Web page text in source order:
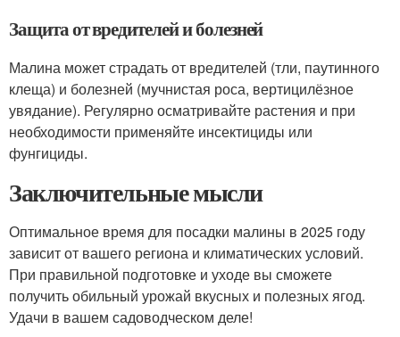
Защита от вредителей и болезней
Малина может страдать от вредителей (тли, паутинного
клеща) и болезней (мучнистая роса, вертицилёзное
увядание). Регулярно осматривайте растения и при
необходимости применяйте инсектициды или
фунгициды.
Заключительные мысли
Оптимальное время для посадки малины в 2025 году
зависит от вашего региона и климатических условий.
При правильной подготовке и уходе вы сможете
получить обильный урожай вкусных и полезных ягод.
Удачи в вашем садоводческом деле!